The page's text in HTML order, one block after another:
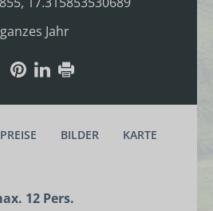
Jahr
PREISE BILDER KARTE
12 Pers.